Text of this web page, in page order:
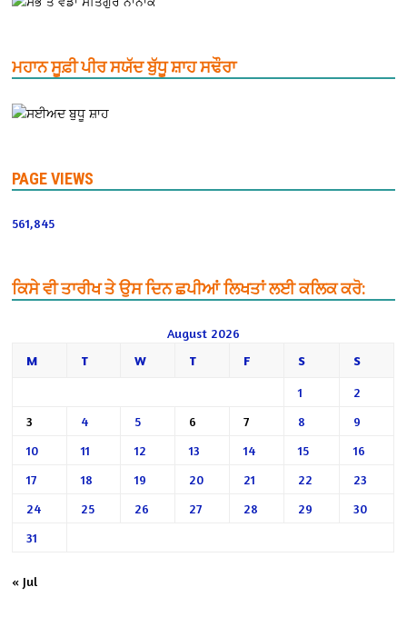
ਮਹਾਨ ਸੂਫ਼ੀ ਪੀਰ ਸਯੱਦ ਬੁੱਧੂ ਸ਼ਾਹ ਸਢੌਰਾ
PAGE VIEWS
561,845
ਕਿਸੇ ਵੀ ਤਾਰੀਖ ਤੇ ਉਸ ਦਿਨ ਛਪੀਆਂ ਲਿਖਤਾਂ ਲਈ ਕਲਿਕ ਕਰੋ:
August 2026
M
T W T F S S
1
2
3
4 5 6 7 8
9
10
11 12 13 14 15
16
17
18 19 20 21 22
23
24
25 26 27 28 29
30
31
« Jul